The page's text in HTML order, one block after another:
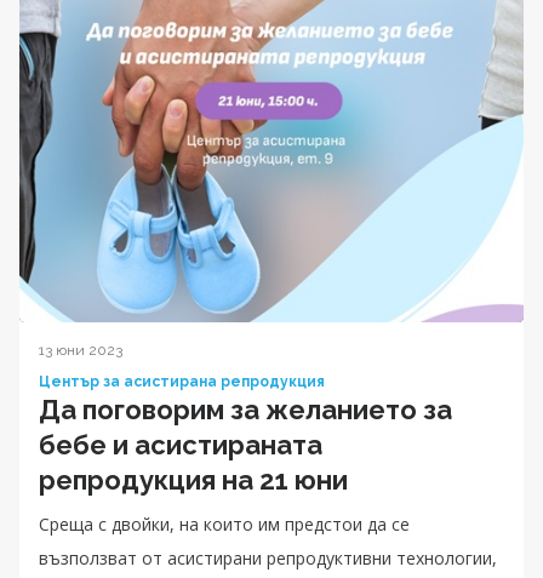
13 юни 2023
Център за асистирана репродукция
Да поговорим за желанието за
бебе и асистираната
репродукция на 21 юни
Среща с двойки, на които им предстои да се
възползват от асистирани репродуктивни технологии,